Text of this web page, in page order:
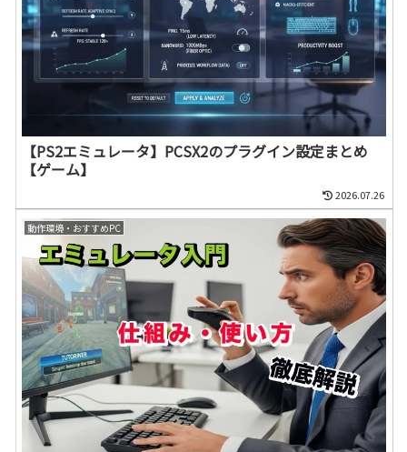
【PS2エミュレータ】PCSX2のプラグイン設定まとめ
【ゲーム】
2026.07.26
動作環境・おすすめPC